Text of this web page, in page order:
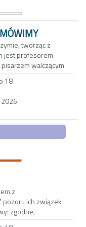
humorem i
karpackiego
film o
Portret
wszystkim,
priorytetów i
z mniej
tworząc z
jest profesorem
walczącym
z kolei to
której
ich trwającego
się coraz
i Paola oraz ich
- inteligentnej,
nastolatki.
poważny
się na
nie może dogadać
18
z
pozoru ich związek
zgodne,
dzielnicy, udane